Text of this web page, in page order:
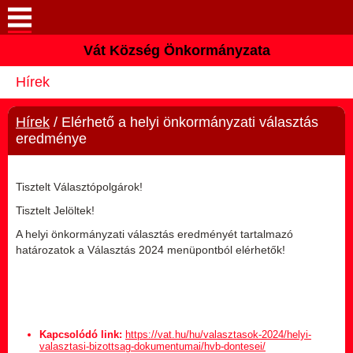
Köszöntő
Hírek
Elérhetőségek
Vát
Intézmények
Vát Község Önkormányzata
Hírek
Hírek / Elérhető a helyi önkormányzati választás
eredménye
Tisztelt Választópolgárok!
Tisztelt Jelöltek!
A helyi önkormányzati választás eredményét tartalmazó
határozatok a Választás 2024 menüpontból elérhetők!
Kapcsolódó link: https://vat.hu/hu/valasztasok-2024/helyi-
valasztasi-bizottsag-dokumentumai/hvb-dontesei/